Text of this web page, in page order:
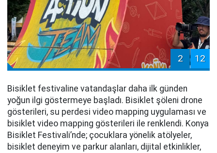
2 12
Bisiklet festivaline vatandaşlar daha ilk günden
yoğun ilgi göstermeye başladı. Bisiklet şöleni drone
gösterileri, su perdesi video mapping uygulaması ve
bisiklet video mapping gösterileri ile renklendi. Konya
Bisiklet Festivali’nde; çocuklara yönelik atölyeler,
bisiklet deneyim ve parkur alanları, dijital etkinlikler,